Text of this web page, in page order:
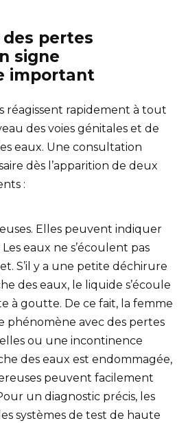
pertes
signe
important
réagissent rapidement à tout
des voies génitales et de
eaux. Une consultation
dès l’apparition de deux
:
Elles peuvent indiquer
eaux ne s’écoulent pas
S’il y a une petite déchirure
des eaux, le liquide s’écoule
à goutte. De ce fait, la femme
phénomène avec des pertes
ou une incontinence
des eaux est endommagée,
peuvent facilement
un diagnostic précis, les
systèmes de test de haute